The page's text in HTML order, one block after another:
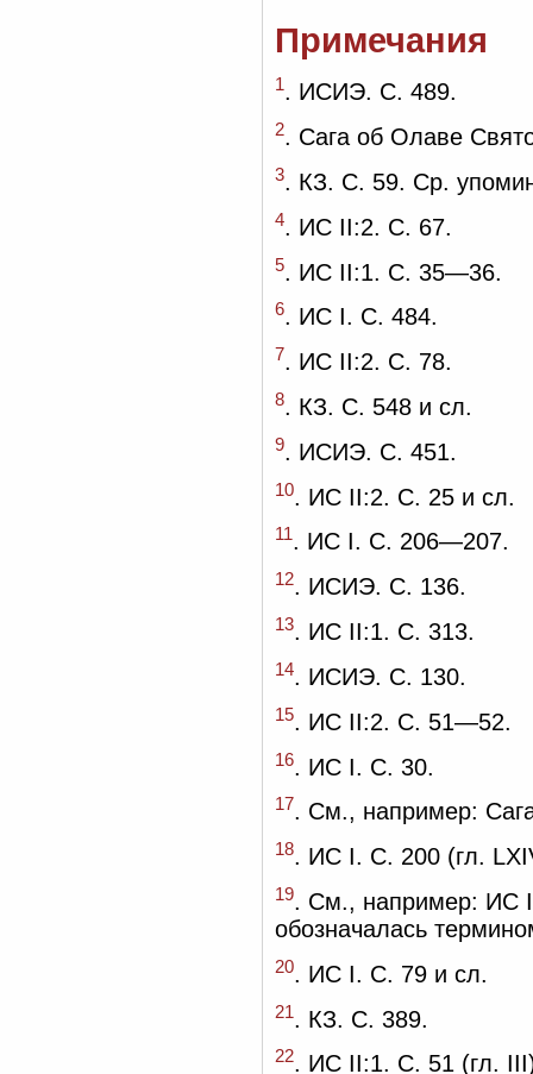
Примечания
1. ИСИЭ. С. 489.
2. Сага об Олаве
3. КЗ. С. 59. Ср.
4. ИС II:2. С. 67.
5 . ИС II:1. С. 35—36.
6. ИС I. С. 484.
7. ИС II:2. С. 78.
8. КЗ. С. 548 и сл.
9. ИСИЭ. С. 451.
10. ИС II:2. С. 25 и сл.
11. ИС I. С. 206—207.
12. ИСИЭ. С. 136.
13. ИС II:1. С. 313.
14. ИСИЭ. С. 130.
15. ИС II:2. С. 51—52.
16 . ИС I. С. 30.
17. См., например:
18. ИС I. С. 200 (гл.
19. См., например: ИС
обозначалась
20. ИС I. С. 79 и сл.
21 . КЗ. С. 389.
22. ИС II:1. С. 51 (гл.